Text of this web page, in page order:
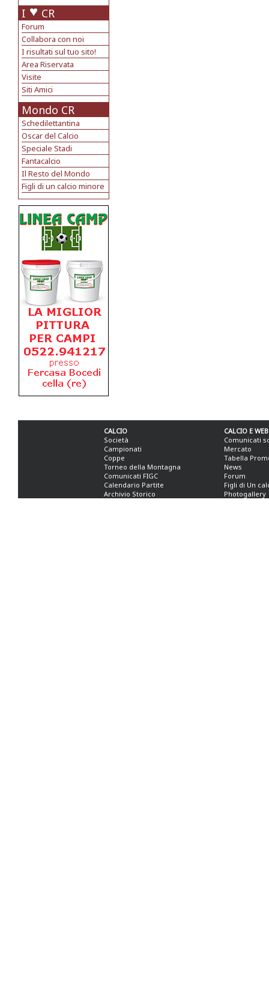
I CR
Forum
Collabora con noi
I risultati sul tuo sito!
Area Riservata
Visite
Siti Amici
Mondo CR
Schedilettantina
Oscar del Calcio
Speciale Stadi
Fantacalcio
Il Resto del Mondo
Figli di un calcio minore
CALCIO
Società
Campionati
Coppe
Torneo della Montagna
Comunicati FIGC
Calendario Partite
Archivio Storico
CALCIO E WEB
Comunicati
Mercato
Tabella
News
Forum
Figli di Un
Photogallery